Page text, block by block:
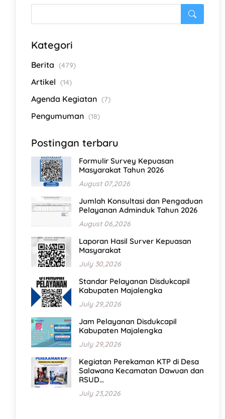
Kategori
Berita (479)
Artikel (14)
Agenda Kegiatan (7)
Pengumuman (18)
Postingan terbaru
Formulir Survey Kepuasan
Masyarakat Tahun 2026
August 07,2026
Jumlah Konsultasi dan Pengaduan
Pelayanan Adminduk Tahun 2026
August 06,2026
Laporan Hasil Surver Kepuasan
Masyarakat
July 30,2026
Standar Pelayanan Disdukcapil
Kabupaten Majalengka
July 29,2026
Jam Pelayanan Disdukcapil
Kabupaten Majalengka
July 29,2026
Kegiatan Perekaman KTP di Desa
Salawana Kecamatan Dawuan dan
RSUD…
July 23,2026